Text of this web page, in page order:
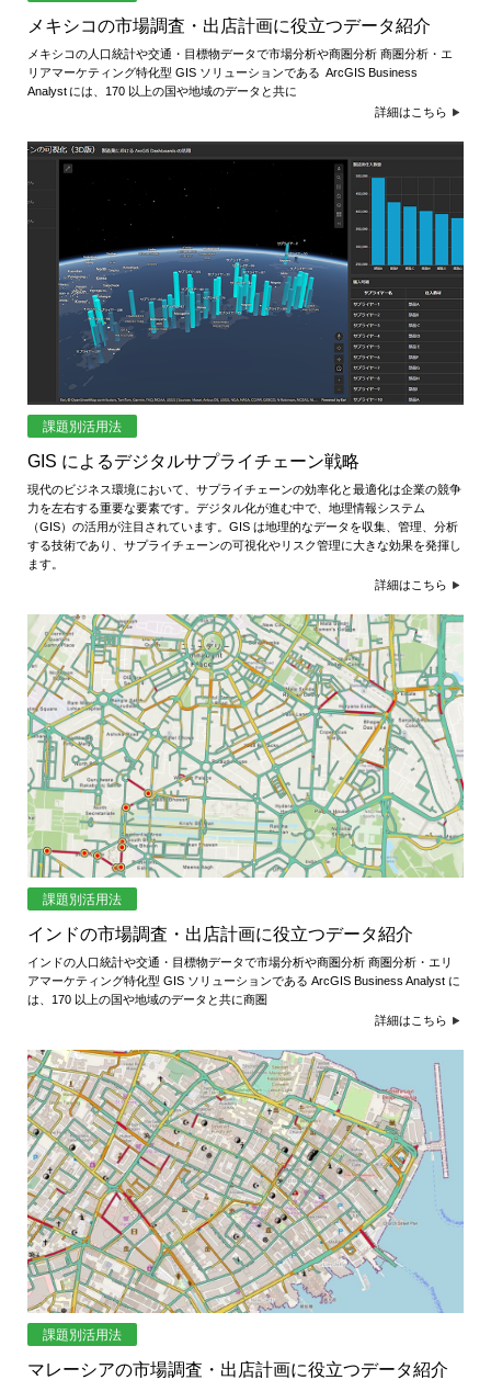
シ
ス
ム
ESRI
ジ
ャ
パ
ン
メキシコの市場調査・出店計画に役立つデータ紹介
メキシコの人口統計や交通・目標物データで市場分析や商圏分析 商圏分析・エ
リアマーケティング特化型 GIS ソリューションである ArcGIS Business
Analyst には、170 以上の国や地域のデータと共に
詳細はこちら
課題別活用法
GIS によるデジタルサプライチェーン戦略
現代のビジネス環境において、サプライチェーンの効率化と最適化は企業の競争
力を左右する重要な要素です。デジタル化が進む中で、地理情報システム
（GIS）の活用が注目されています。GIS は地理的なデータを収集、管理、分析
する技術であり、サプライチェーンの可視化やリスク管理に大きな効果を発揮し
ます。
詳細はこちら
課題別活用法
インドの市場調査・出店計画に役立つデータ紹介
インドの人口統計や交通・目標物データで市場分析や商圏分析 商圏分析・エリ
アマーケティング特化型 GIS ソリューションである ArcGIS Business Analyst に
は、170 以上の国や地域のデータと共に商圏
詳細はこちら
課題別活用法
マレーシアの市場調査・出店計画に役立つデータ紹介